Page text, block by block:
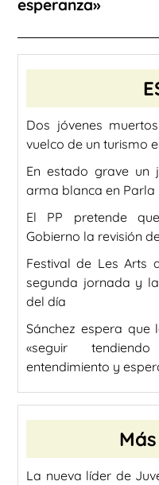
esperanza»
Dos jóvenes
vuelco de un turismo
En estado grave un
arma blanca en Parla
El PP pretende
Gobierno la revisión
Festival de Les Arts
segunda jornada y
del día
Sánchez espera
«seguir
entendimiento y
La nueva líder de